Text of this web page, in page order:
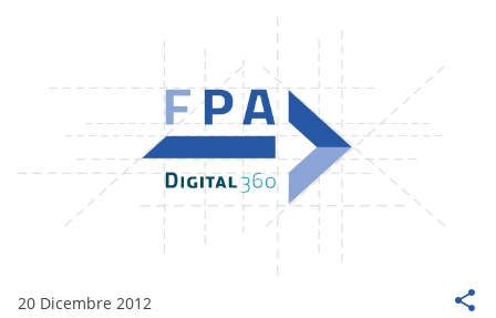
20 Dicembre 2012